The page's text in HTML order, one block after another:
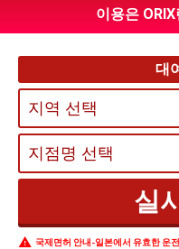
이용은
대
국제면허 안내-일본에서 유효한 운